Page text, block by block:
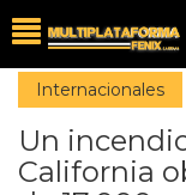
Internacionales
Un
California